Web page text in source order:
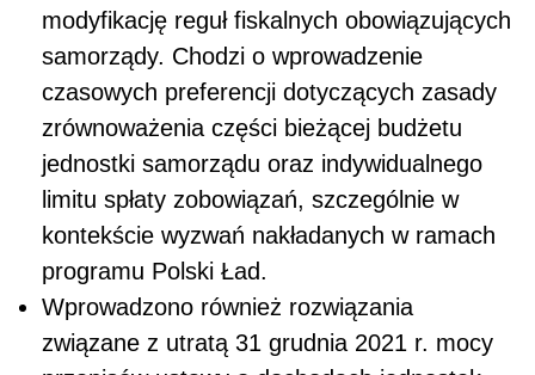
modyfikację reguł fiskalnych obowiązujących
samorządy. Chodzi o wprowadzenie
czasowych preferencji dotyczących zasady
zrównoważenia części bieżącej budżetu
jednostki samorządu oraz indywidualnego
limitu spłaty zobowiązań, szczególnie w
kontekście wyzwań nakładanych w ramach
programu Polski Ład.
Wprowadzono również rozwiązania
związane z utratą 31 grudnia 2021 r. mocy